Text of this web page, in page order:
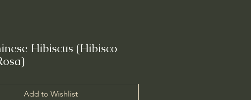
Hibiscus (Hibisco
Add to Wishlist